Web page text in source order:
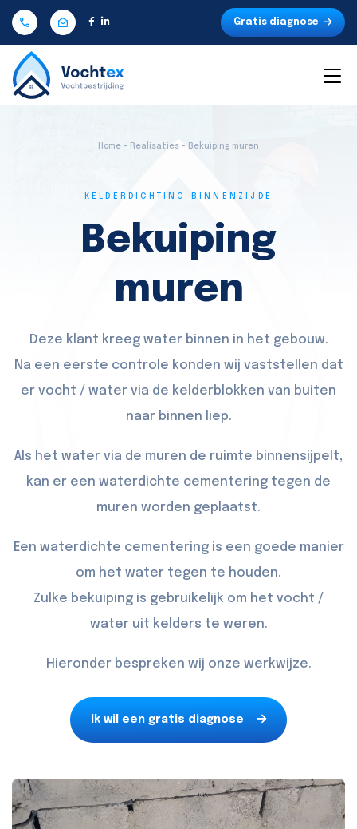
Gratis diagnose
Home - Realisaties - Bekuiping muren
KELDERDICHTING BINNENZIJDE
Bekuiping
muren
Deze klant kreeg water binnen in het gebouw.
Na een eerste controle konden wij vaststellen dat
er vocht / water via de kelderblokken van buiten
naar binnen liep.
Als het water via de muren de ruimte binnensijpelt,
kan er een waterdichte cementering tegen de
muren worden geplaatst.
Een waterdichte cementering is een goede manier
om het water tegen te houden.
Zulke bekuiping is gebruikelijk om het vocht /
water uit kelders te weren.
Hieronder bespreken wij onze werkwijze.
Ik wil een gratis diagnose